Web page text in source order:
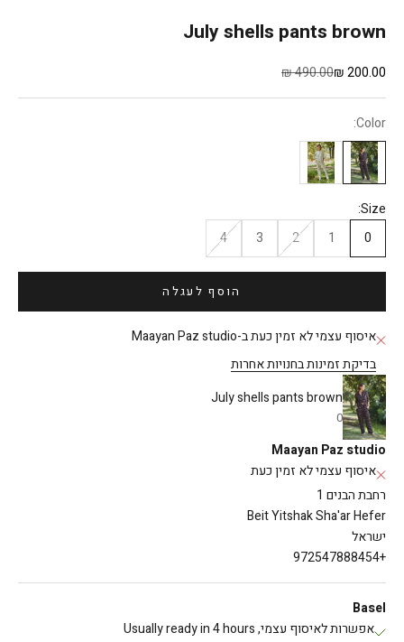
July shells pants brown
מחיר מבצע
200.00 ₪ מחיר רגיל
490.00 ₪
Color:
Size:
0
1
2
3
4
הוסף לעגלה
איסוף עצמי לא זמין כעת ב-Maayan Paz studio
בדיקת זמינות בחנויות אחרות
July shells pants brown
0
Maayan Paz studio
איסוף עצמי לא זמין כעת
רחבת הבנים 1
Beit Yitshak Sha'ar Hefer
ישראל
+972547888454
Basel
אפשרות לאיסוף עצמי, Usually ready in 4 hours